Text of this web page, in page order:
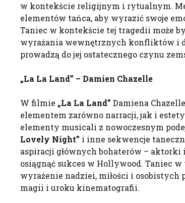
w kontekście religijnym i rytualnym.
elementów tańca, aby wyrazić swoje
Taniec w kontekście tej tragedii może
wyrażania wewnętrznych konfliktów i
prowadzą do jej ostatecznego czynu
„La La Land” – Damien Chazelle
W filmie „La La Land” Damiena
elementem zarówno narracji, jak i
elementy musicali z nowoczesnym
Lovely Night” i inne sekwencje
aspiracji głównych bohaterów –
osiągnąć sukces w Hollywood. Taniec
wyrażenie nadziei, miłości i osobistych
magii i uroku kinematografii.